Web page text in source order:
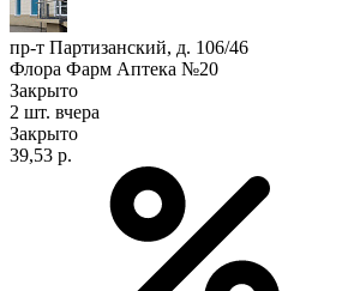
пр-т Партизанский, д. 106/46
Флора Фарм Аптека №20
Закрыто
2 шт. вчера
Закрыто
39,53 р.